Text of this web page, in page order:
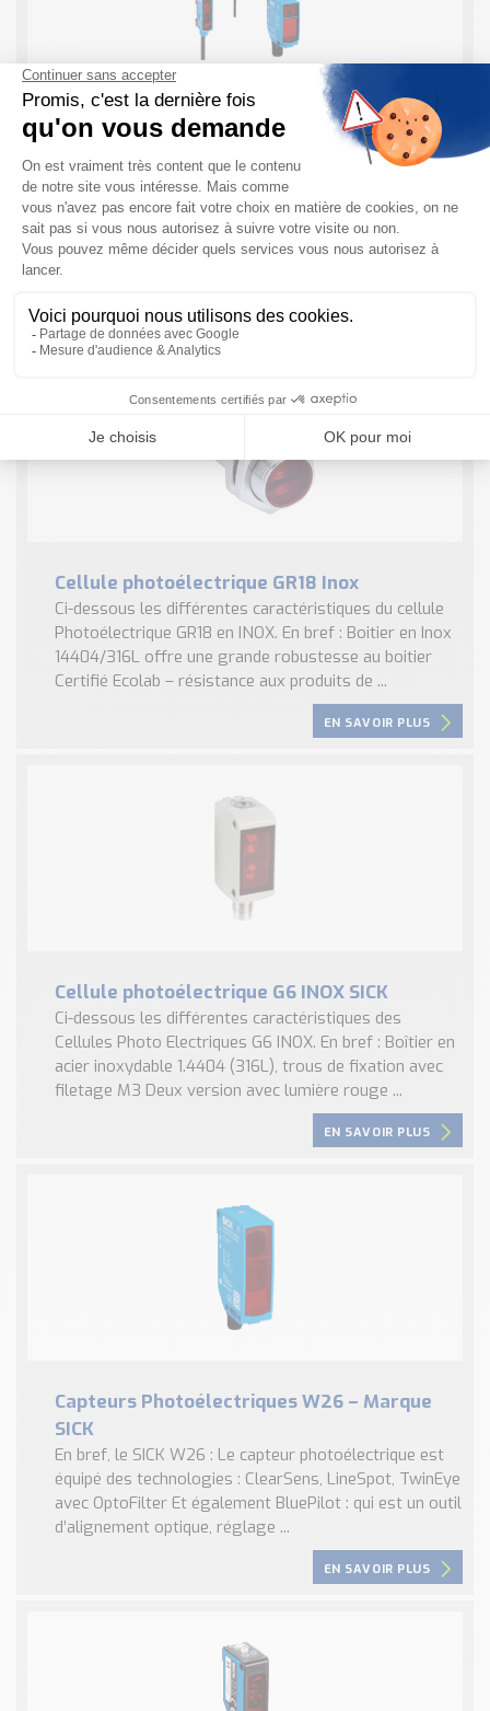
PowerProx SICK : Capteurs Photoélectriques
Présentation de la gamme PowerProx SICK La gamme
PowerProx de SICK s’inscrit dans sur une nouvelle ère
de capteurs photoélectriques multi-tâches encore plus
performant. Les différentes variantes possibles sont
la ...
EN SAVOIR PLUS
Cellule photoélectrique GR18 Inox
Ci-dessous les différentes caractéristiques du cellule
Photoélectrique GR18 en INOX. En bref : Boitier en Inox
14404/316L offre une grande robustesse au boitier
Certifié Ecolab – résistance aux produits de ...
EN SAVOIR PLUS
Cellule photoélectrique G6 INOX SICK
Ci-dessous les différentes caractéristiques des
Cellules Photo Electriques G6 INOX. En bref : Boîtier en
acier inoxydable 1.4404 (316L), trous de fixation avec
filetage M3 Deux version avec lumière rouge ...
EN SAVOIR PLUS
Capteurs Photoélectriques W26 – Marque
SICK
En bref, le SICK W26 : Le capteur photoélectrique est
équipé des technologies : ClearSens, LineSpot, TwinEye
avec OptoFilter Et également BluePilot : qui est un outil
d’alignement optique, réglage ...
EN SAVOIR PLUS